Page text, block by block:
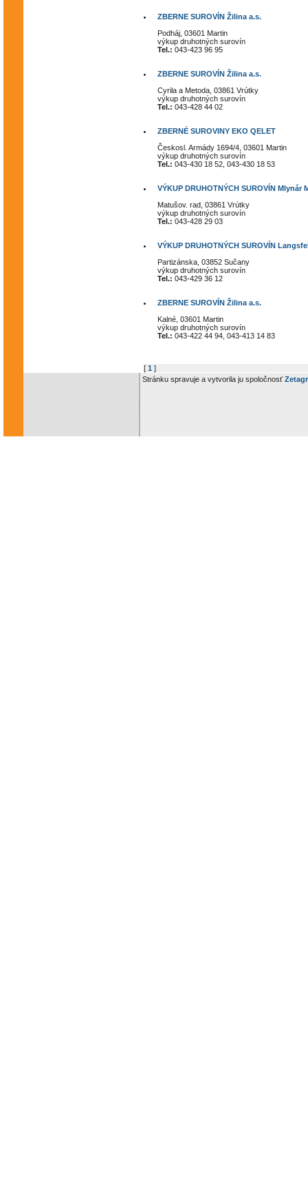
ZBERNE SUROVÍN Žilina a.s.
Podháj, 03601 Martin
výkup druhotných surovín
Tel.: 043-423 96 95
ZBERNE SUROVÍN Žilina a.s.
Cyrila a Metoda, 03861 Vrútky
výkup druhotných surovín
Tel.: 043-428 44 02
ZBERNÉ SUROVINY EKO QELET
Českosl. Armády 1694/4, 03601 Martin
výkup druhotných surovín
Tel.: 043-430 18 52, 043-430 18 53
VÝKUP DRUHOTNÝCH SUROVÍN Mlynár
Matušov. rad, 03861 Vrútky
výkup druhotných surovín
Tel.: 043-428 29 03
VÝKUP DRUHOTNÝCH SUROVÍN
Partizánska, 03852 Sučany
výkup druhotných surovín
Tel.: 043-429 36 12
ZBERNE SUROVÍN Žilina a.s.
Kalné, 03601 Martin
výkup druhotných surovín
Tel.: 043-422 44 94, 043-413 14 83
[ 1 ]
Stránku spravuje a vytvorila ju spoločnosť